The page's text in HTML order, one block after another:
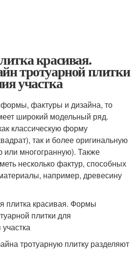
красивая.
тротуарной плитки
участка
формы, фактуры и дизайна, то
широкий модельный ряд.
классическую форму
так и более оригинальную
или многогранную). Также
несколько фактур, способных
например, древесину
тротуарную плитку разделяют